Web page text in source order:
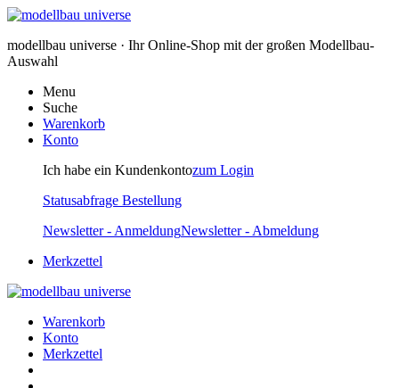
modellbau universe · Ihr Online-Shop mit der großen Modellbau-
Auswahl
Menu
Suche
Warenkorb
Konto
Ich habe ein Kundenkontozum Login
Statusabfrage Bestellung
Newsletter - AnmeldungNewsletter - Abmeldung
Merkzettel
Warenkorb
Konto
Merkzettel